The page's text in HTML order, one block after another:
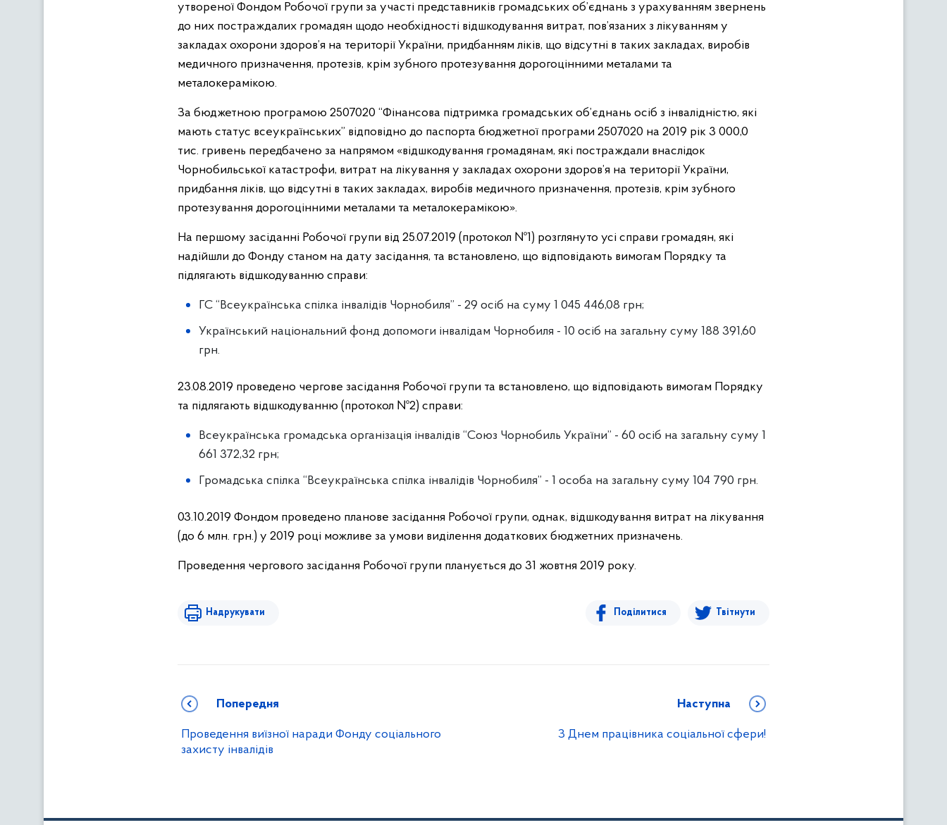
утвореної Фондом Робочої групи за участі представників громадських об’єднань з урахуванням звернень
до них постраждалих громадян щодо необхідності відшкодування витрат, пов’язаних з лікуванням у
закладах охорони здоров’я на території України, придбанням ліків, що відсутні в таких закладах, виробів
медичного призначення, протезів, крім зубного протезування дорогоцінними металами та
металокерамікою.
За бюджетною програмою 2507020 “Фінансова підтримка громадських об’єднань осіб з інвалідністю, які
мають статус всеукраїнських” відповідно до паспорта бюджетної програми 2507020 на 2019 рік 3 000,0
тис. гривень передбачено за напрямом «відшкодування громадянам, які постраждали внаслідок
Чорнобильської катастрофи, витрат на лікування у закладах охорони здоров’я на території України,
придбання ліків, що відсутні в таких закладах, виробів медичного призначення, протезів, крім зубного
протезування дорогоцінними металами та металокерамікою».
На першому засіданні Робочої групи від 25.07.2019 (протокол №1) розглянуто усі справи громадян, які
надійшли до Фонду станом на дату засідання, та встановлено, що відповідають вимогам Порядку та
підлягають відшкодуванню справи:
ГС “Всеукраїнська спілка інвалідів Чорнобиля” - 29 осіб на суму 1 045 446,08 грн;
Український національний фонд допомоги інвалідам Чорнобиля - 10 осіб на загальну суму 188 391,60
грн.
23.08.2019 проведено чергове засідання Робочої групи та встановлено, що відповідають вимогам Порядку
та підлягають відшкодуванню (протокол №2) справи:
Всеукраїнська громадська організація інвалідів “Союз Чорнобиль України” - 60 осіб на загальну суму 1
661 372,32 грн;
Громадська спілка “Всеукраїнська спілка інвалідів Чорнобиля” - 1 особа на загальну суму 104 790 грн.
03.10.2019 Фондом проведено планове засідання Робочої групи, однак, відшкодування витрат на лікування
(до 6 млн. грн.) у 2019 році можливе за умови виділення додаткових бюджетних призначень.
Проведення чергового засідання Робочої групи планується до 31 жовтня 2019 року.
Надрукувати Поділитися Твітнути
Попередня
Проведення виїзної наради Фонду соціального
захисту інвалідів
Наступна
З Днем працівника соціальної сфери!